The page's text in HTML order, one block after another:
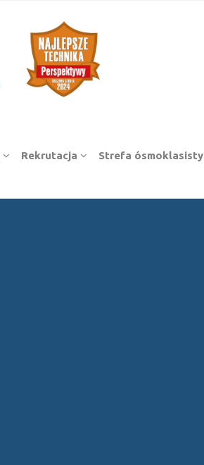
Rekrutacja Strefa ósmoklasisty